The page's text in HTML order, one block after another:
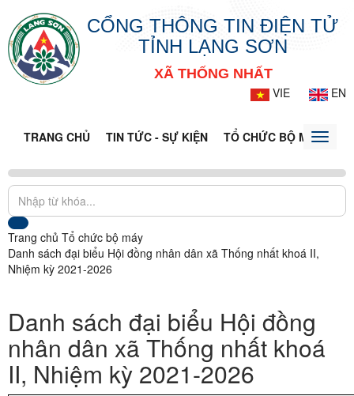
CỔNG THÔNG TIN ĐIỆN TỬ
TỈNH LẠNG SƠN
XÃ THỐNG NHẤT
VIE
EN
TRANG CHỦ TIN TỨC - SỰ KIỆN TỔ CHỨC BỘ MÁYToggle
Trang chủ Tổ chức bộ máy
Danh sách đại biểu Hội đồng nhân dân xã Thống nhất khoá II,
Nhiệm kỳ 2021-2026
Danh sách đại biểu Hội đồng
nhân dân xã Thống nhất khoá
II, Nhiệm kỳ 2021-2026